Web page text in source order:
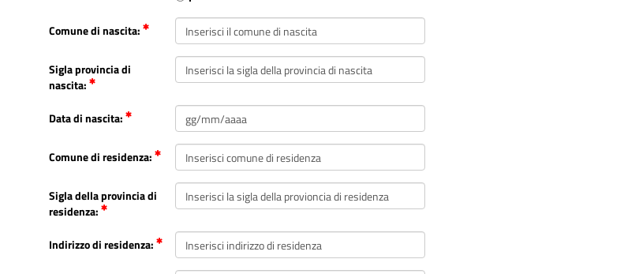
Comune di nascita:
Sigla provincia di
nascita:
Data di nascita:
Comune di residenza:
Sigla della provincia di
residenza:
Indirizzo di residenza: